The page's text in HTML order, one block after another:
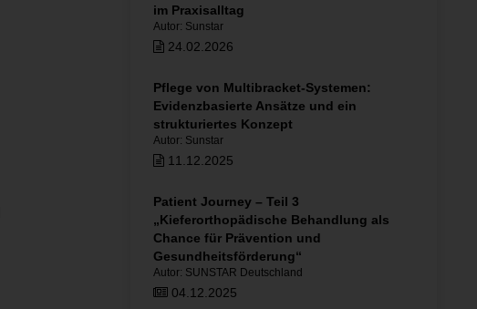
im Praxisalltag
Autor: Sunstar
24.02.2026
Pflege von Multibracket-Systemen:
Evidenz­basierte Ansätze und ein
strukturiertes Konzept
Autor: Sunstar
11.12.2025
Patient Journey – Teil 3
„Kieferorthopädische Behandlung als
Chance für Prävention und
Gesundheitsförderung“
Autor: SUNSTAR Deutschland
04.12.2025